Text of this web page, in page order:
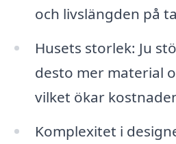
och livslängden på
Husets storlek: Ju
desto mer material
vilket ökar
Komplexitet i